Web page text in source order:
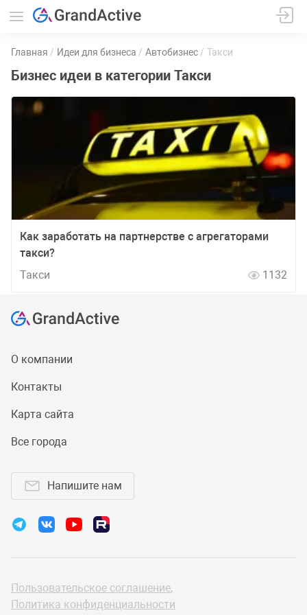
Главная Идеи для бизнеса Автобизнес Такси
Бизнес идеи в категории Такси
Как заработать на партнерстве с агрегаторами
такси?
Такси
1132
О компании
Контакты
Карта сайта
Все города
Напишите нам
Пользовательское соглашение,
Политика конфиденциальности